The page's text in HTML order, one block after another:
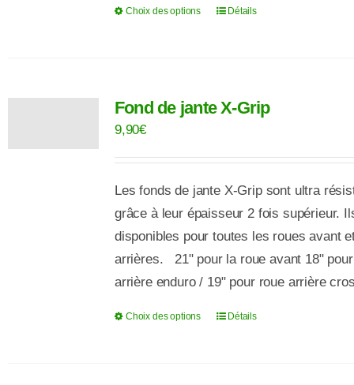
du
Choix des options
Ce
variations.
être
choisies
sur
la
page
du
Détails
Fond de jante X-Grip
9,90€
Les fonds de jante X-Grip sont ultra
grâce à leur épaisseur 2 fois supérieur.
disponibles pour toutes les roues avant
arrières. 21" pour la roue avant 18"
arrière enduro / 19" pour roue arrière
Choix des options
CeDétails